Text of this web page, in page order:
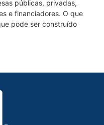
públicas, privadas,
e financiadores. O que
pode ser construído